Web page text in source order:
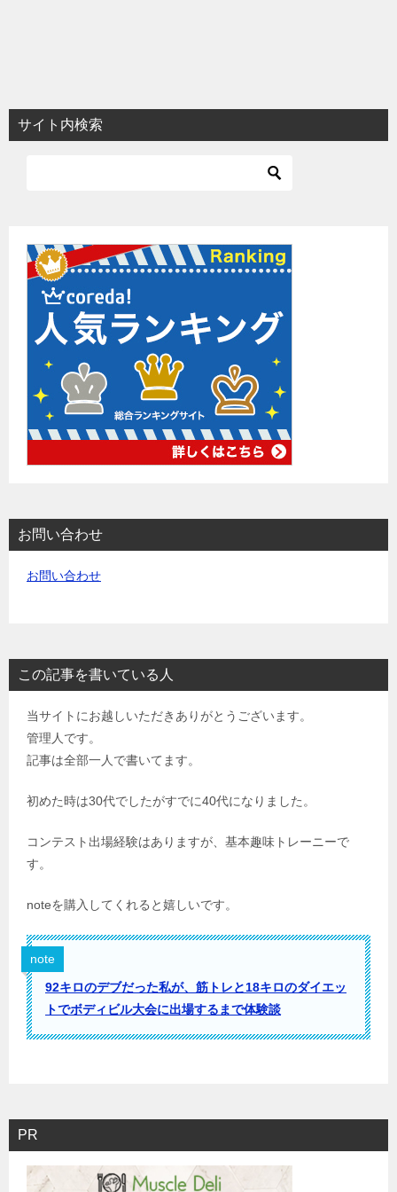
サイト内検索
お問い合わせ
お問い合わせ
この記事を書いている人
当サイトにお越しいただきありがとうございます。
管理人です。
記事は全部一人で書いてます。
初めた時は30代でしたがすでに40代になりました。
コンテスト出場経験はありますが、基本趣味トレーニーで
す。
noteを購入してくれると嬉しいです。
note
92キロのデブだった私が、筋トレと18キロのダイエッ
トでボディビル大会に出場するまで体験談
PR